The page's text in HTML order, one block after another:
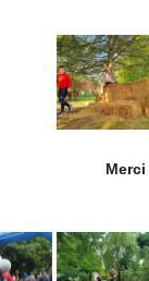
Merci